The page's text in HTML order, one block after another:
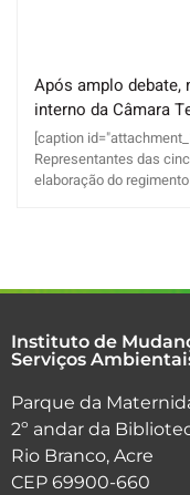
Após amplo debate,
interno da Câmara
[caption
Representantes das
elaboração do
Instituto de
Serviços
Parque da
2º andar da
Rio Branco, Acre
CEP 69900-660